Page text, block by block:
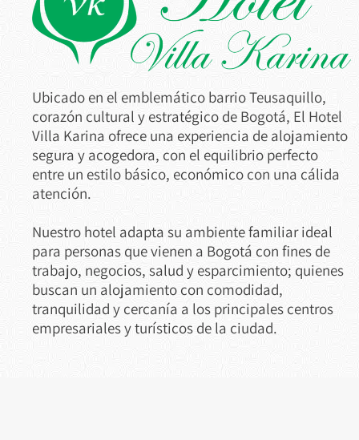
Ubicado en el emblemático barrio Teusaquillo,
corazón cultural y estratégico de Bogotá, El Hotel
Villa Karina ofrece una experiencia de alojamiento
segura y acogedora, con el equilibrio perfecto
entre un estilo básico, económico con una cálida
atención.
Nuestro hotel adapta su ambiente familiar ideal
para personas que vienen a Bogotá con fines de
trabajo, negocios, salud y esparcimiento; quienes
buscan un alojamiento con comodidad,
tranquilidad y cercanía a los principales centros
empresariales y turísticos de la ciudad.